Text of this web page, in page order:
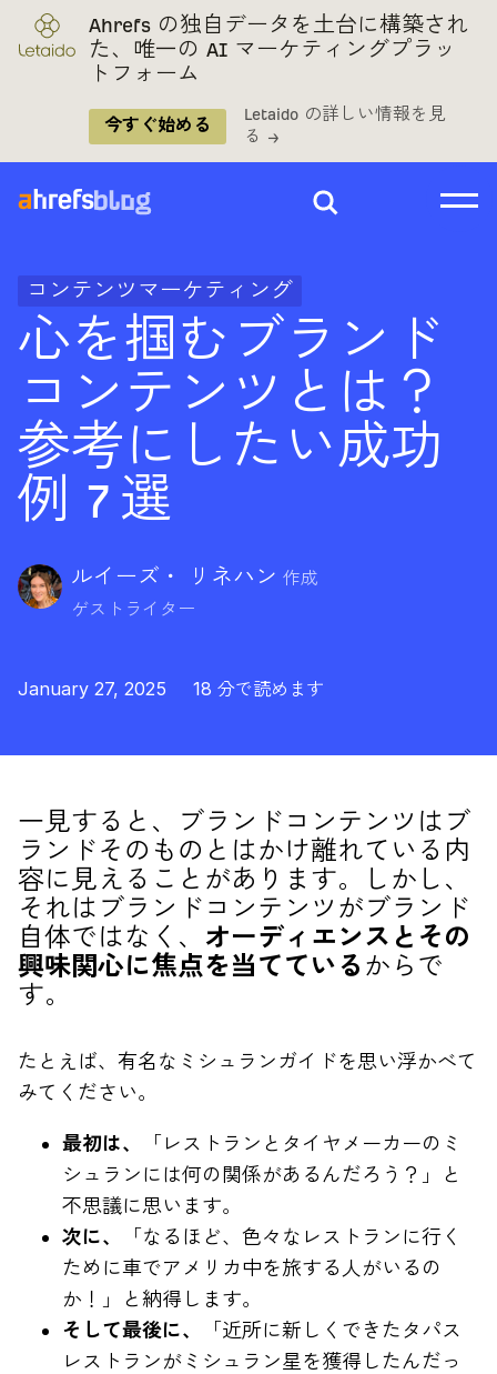
Ahrefs の独自データを土台に構築され
た、唯一の AI マーケティングプラッ
トフォーム
今すぐ始める
Letaido の詳しい情報を見
る →
コンテンツマーケティング
心を掴むブランド
コンテンツとは？
参考にしたい成功
例 7 選
ルイーズ・ リネハン 作成
ゲストライター
January 27, 2025 18 分で読めます
一見すると、ブランドコンテンツはブ
ランドそのものとはかけ離れている内
容に見えることがあります。しかし、
それはブランドコンテンツがブランド
自体ではなく、 オーディエンスとその
興味関心に焦点を当てている からで
す。
たとえば、有名なミシュランガイドを思い浮かべて
みてください。
最初は、
「レストランとタイヤメーカーのミ
シュランには何の関係があるんだろう？」と
不思議に思います。
次に、
「なるほど、色々なレストランに行く
ために車でアメリカ中を旅する人がいるの
か！」と納得します。
そして最後に、
「近所に新しくできたタパス
レストランがミシュラン星を獲得したんだっ